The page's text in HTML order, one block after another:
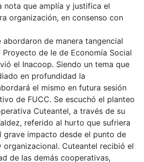
nota que amplía y justifica el
organización, en consenso con
abordaron de manera tangencial
de le de Economía Social
el Inacoop. Siendo un tema que
en profundidad la
el mismo en futura sesión
de FUCC. Se escuchó el planteo
Cuteantel, a través de su
referido al hurto que sufriera
grave impacto desde el punto de
Cuteantel recibió el
de las demás cooperativas,